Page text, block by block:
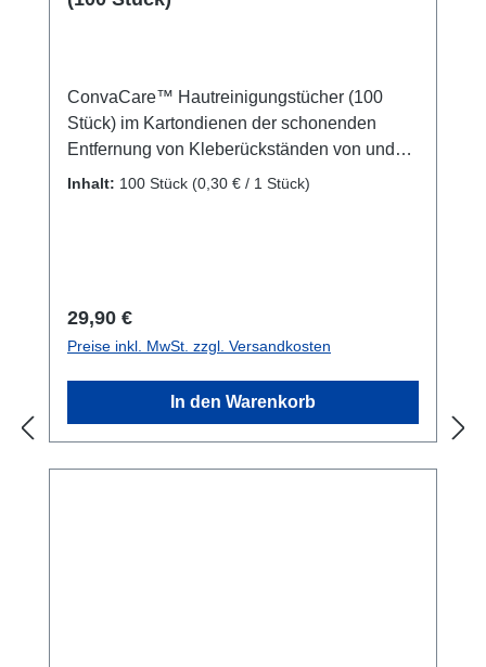
ConvaCare™ Hautreinigungstücher (100
Stück) im Kartondienen der schonenden
Entfernung von Kleberückständen von und
auf She-P 3.0, Heser DiveP, Urinalkondomen.
Inhalt: 100 Stück (0,30 € / 1 Stück)
Regulärer Preis:
29,90 €
Preise inkl. MwSt. zzgl. Versandkosten
In den Warenkorb